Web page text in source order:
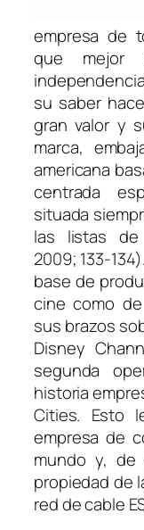
empresa de
que mejor
su saber
gran valor y
marca,
americana
centrada
situada
las listas de
2009; 133-
base de
cine como
sus brazos
Disney
segunda
historia
Cities. Esto
empresa de
mundo y,
propiedad de
red de cable